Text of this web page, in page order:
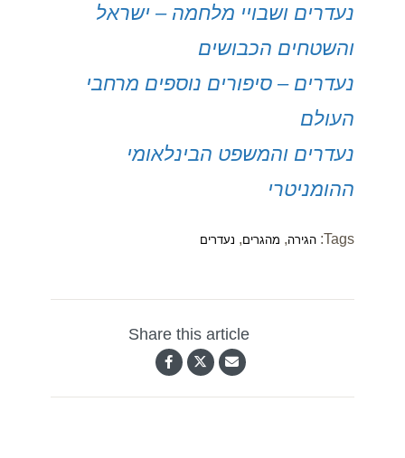
נעדרים ושבויי מלחמה – ישראל
והשטחים הכבושים
נעדרים – סיפורים נוספים מרחבי
העולם
נעדרים והמשפט הבינלאומי
ההומניטרי
Tags: הגירה, מהגרים, נעדרים
Share this article